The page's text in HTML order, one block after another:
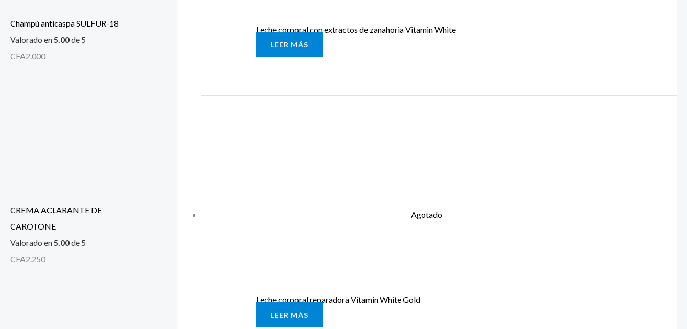
Champú anticaspa SULFUR-18
Valorado en5.00de 5
CFA2.000
CREMA ACLARANTE DE
CAROTONE
Valorado en5.00de 5
CFA2.250
Leche corporal con extractos de zanahoria Vitamin White
LEER MÁS
Agotado
Leche corporal reparadora Vitamin White Gold
LEER MÁS